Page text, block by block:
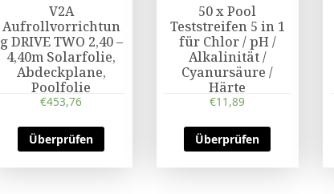
V2A
Aufrollvorrichtun
g DRIVE TWO 2,40 –
4,40m Solarfolie,
Abdeckplane,
Poolfolie
€453,76
Überprüfen
50 x Pool
Teststreifen 5 in 1
für Chlor / pH /
Alkalinität /
Cyanursäure /
Härte
€11,89
Überprüfen